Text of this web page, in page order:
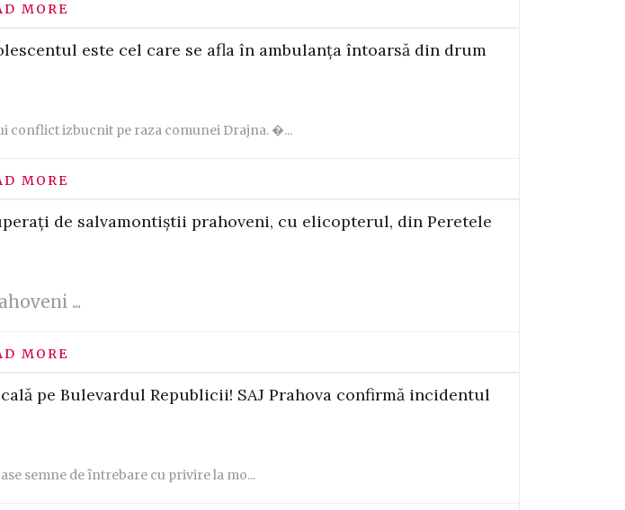
MORE
este cel care se afla în ambulanța întoarsă din drum
conflict izbucnit pe raza comunei Drajna. �...
MORE
de salvamontiștii prahoveni, cu elicopterul, din Peretele
...
MORE
pe Bulevardul Republicii! SAJ Prahova confirmă incidentul
semne de întrebare cu privire la mo...